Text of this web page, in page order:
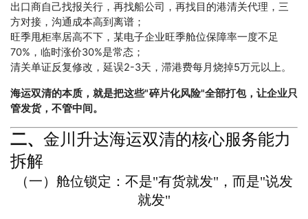
出口商自己找报关行，再找船公司，再找目的港清关代理，三
方对接，沟通成本高到离谱；
旺季甩柜率居高不下，某电子企业旺季舱位保障率一度不足
70%，临时涨价30%是常态；
清关单证反复修改，延误2-3天，滞港费每月烧掉5万元以上。
海运双清的本质，就是把这些"碎片化风险"全部打包，让企业只
管发货，不管中间。
二、 金川升达海运双清的核心服务能力
拆解
（一）舱位锁定：不是"有货就发"，而是"说发
就发"